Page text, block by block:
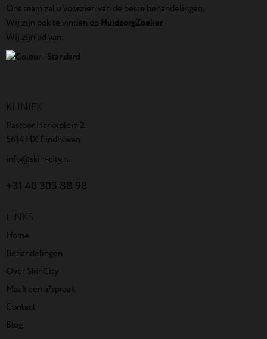
Ons team zal u voorzien van de beste behandelingen.
Wij zijn ook te vinden op HuidzorgZoeker
Wij zijn lid van:
KLINIEK
Pastoor Harkxplein 2
5614 HX Eindhoven
info@skin-city.nl
+31 40 303 88 98
LINKS
Home
Behandelingen
Over SkinCity
Maak een afspraak
Contact
Blog